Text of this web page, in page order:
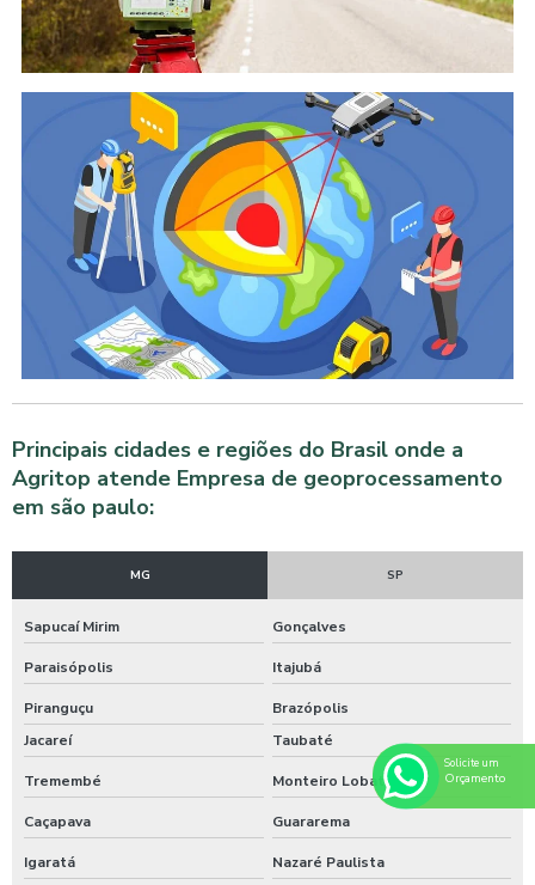
Principais cidades e regiões do Brasil onde a
Agritop atende Empresa de geoprocessamento
em são paulo:
MG SP
Sapucaí Mirim Gonçalves
Paraisópolis Itajubá
Piranguçu
Brazópolis
Jacareí
Taubaté
Tremembé Monteiro Lobato
Caçapava Guararema
Igaratá Nazaré Paulista
Solicite um
Orçamento